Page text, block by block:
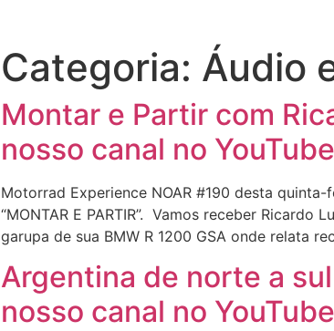
Categoria: Áudio
Montar e Partir com
nosso canal no YouTube
Motorrad Experience NOAR #190 desta
“MONTAR E PARTIR”. Vamos receber
garupa de sua BMW R 1200 GSA onde relata
Argentina de norte a
nosso canal no YouTube